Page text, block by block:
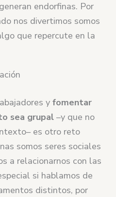
endorfinas. Por
nos divertimos somos
que repercute en la
yfomentar
sea grupal –y que no
es otro reto
somos seres sociales
a relacionarnos con las
si hablamos de
distintos, por